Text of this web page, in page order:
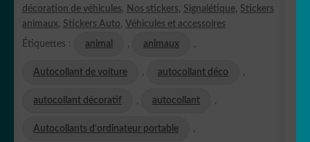
décoration de véhicules, Nos stickers, Signalétique, Stickers
animaux, Stickers Auto, Véhicules et accessoires
Étiquettes : animal , animaux ,
Autocollant de voiture , autocollant déco ,
autocollant décoratif , autocollant ,
Autocollants d'ordinateur portable ,